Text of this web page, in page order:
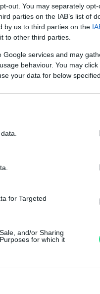
out. You may separately
parties on the IAB’s list of
by us to third parties on the
to other third parties.
services and may
behaviour. You may
your data for below
for Targeted
and/or Sharing
for which it
dei prezzi online
Prodotto
94
sui
assistenza.
per
Per maggiori dettagli